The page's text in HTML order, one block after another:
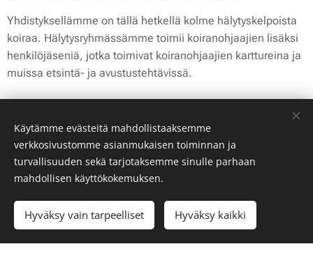
Yhdistyksellämme on tällä hetkellä kolme hälytyskelpoista
koiraa. Hälytysryhmässämme toimii koiranohjaajien lisäksi
henkilöjäseniä, jotka toimivat koiranohjaajien karttureina ja
muissa etsintä- ja avustustehtävissä.
HALLITUS
Vuonna 2026 hallitukseen kuuluvat:
Sihteeri:Eija Krook
Käytämme evästeitä mahdollistaaksemme
verkkosivustomme asianmukaisen toiminnan ja
turvallisuuden sekä tarjotaksemme sinulle parhaan
mahdollisen käyttökokemuksen.
Hyväksy vain tarpeelliset Hyväksy kaikki